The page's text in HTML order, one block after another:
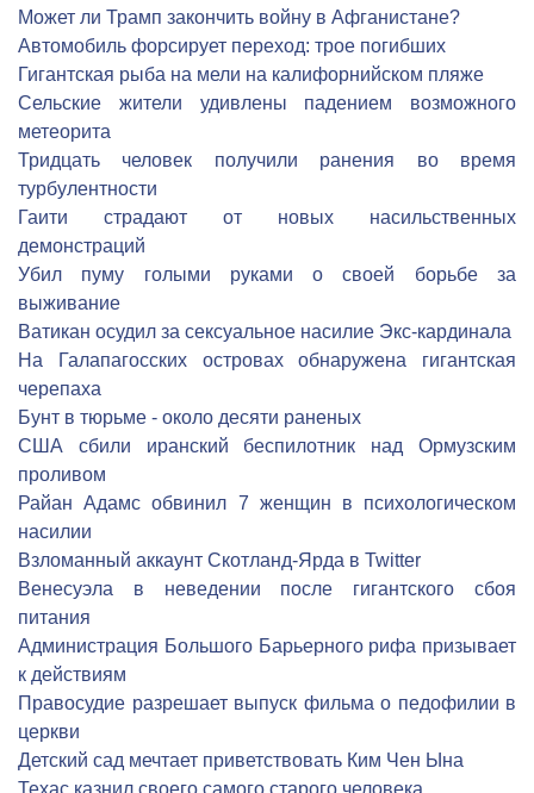
Может ли Трамп закончить войну в Афганистане?
Автомобиль форсирует переход: трое погибших
Гигантская рыба на мели на калифорнийском пляже
Сельские жители удивлены падением возможного
метеорита
Тридцать человек получили ранения во время
турбулентности
Гаити страдают от новых насильственных
демонстраций
Убил пуму голыми руками о своей борьбе за
выживание
Ватикан осудил за сексуальное насилие Экс-кардинала
На Галапагосских островах обнаружена гигантская
черепаха
Бунт в тюрьме - около десяти раненых
США сбили иранский беспилотник над Ормузским
проливом
Райан Адамс обвинил 7 женщин в психологическом
насилии
Взломанный аккаунт Скотланд-Ярда в Twitter
Венесуэла в неведении после гигантского сбоя
питания
Администрация Большого Барьерного рифа призывает
к действиям
Правосудие разрешает выпуск фильма о педофилии в
церкви
Детский сад мечтает приветствовать Ким Чен Ына
Техас казнил своего самого старого человека